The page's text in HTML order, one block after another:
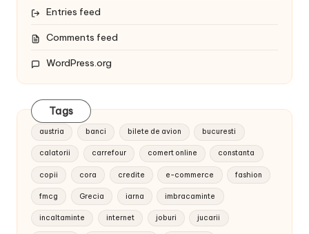
Entries feed
Comments feed
WordPress.org
Tags
austria banci bilete de avion bucuresti
calatorii carrefour comert online constanta
copii cora credite e-commerce fashion
fmcg Grecia iarna imbracaminte
incaltaminte internet joburi jucarii